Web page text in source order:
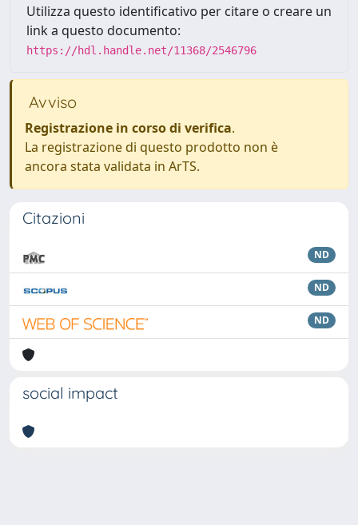
Utilizza questo identificativo per citare o creare un
link a questo documento:
https://hdl.handle.net/11368/2546796
Avviso
Registrazione in corso di verifica.
La registrazione di questo prodotto non è
ancora stata validata in ArTS.
Citazioni
ND
ND
ND
social impact